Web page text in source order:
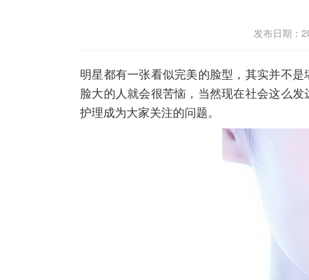
发布日期：
明星都有一张看似完美的脸型，其实并不
脸大的人就会很苦恼，当然现在社会这么
护理成为大家关注的问题。